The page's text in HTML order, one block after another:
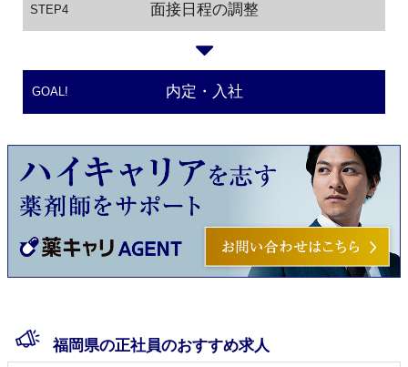
STEP4 面接日程の調整
GOAL! 内定・入社
福岡県の正社員のおすすめ求人